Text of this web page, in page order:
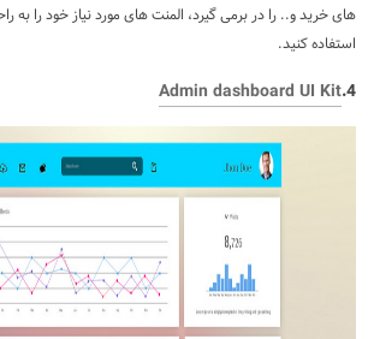
های خرید و.. را در برمی گیرد، المنت های مورد نیاز خود را به
استفاده کنید.
4.
Admin dashboard UI Kit